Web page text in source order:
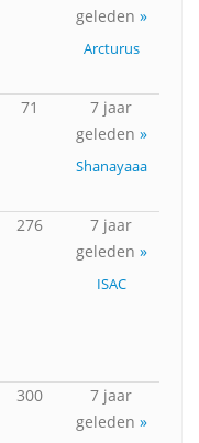
geleden »
Arcturus
71
7 jaar
geleden »
Shanayaaa
276
7 jaar
geleden »
ISAC
300
7 jaar
geleden »